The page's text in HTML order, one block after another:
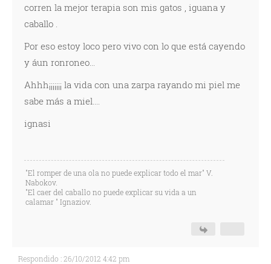
corren la mejor terapia son mis gatos , iguana y
caballo .
Por eso estoy loco pero vivo con lo que está cayendo
y áun ronroneo...
Ahhh¡¡¡¡¡¡¡ la vida con una zarpa rayando mi piel me
sabe más a miel....
ignasi
"El romper de una ola no puede explicar todo el mar" V.
Nabokov.
"El caer del caballo no puede explicar su vida a un
calamar " Ignaziov.
Respondido : 26/10/2012 4:42 pm